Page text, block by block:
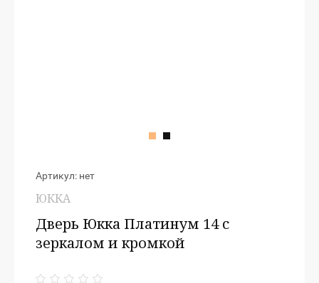
Артикул: нет
ЮККА
Дверь Юкка Платинум 14 с
зеркалом и кромкой